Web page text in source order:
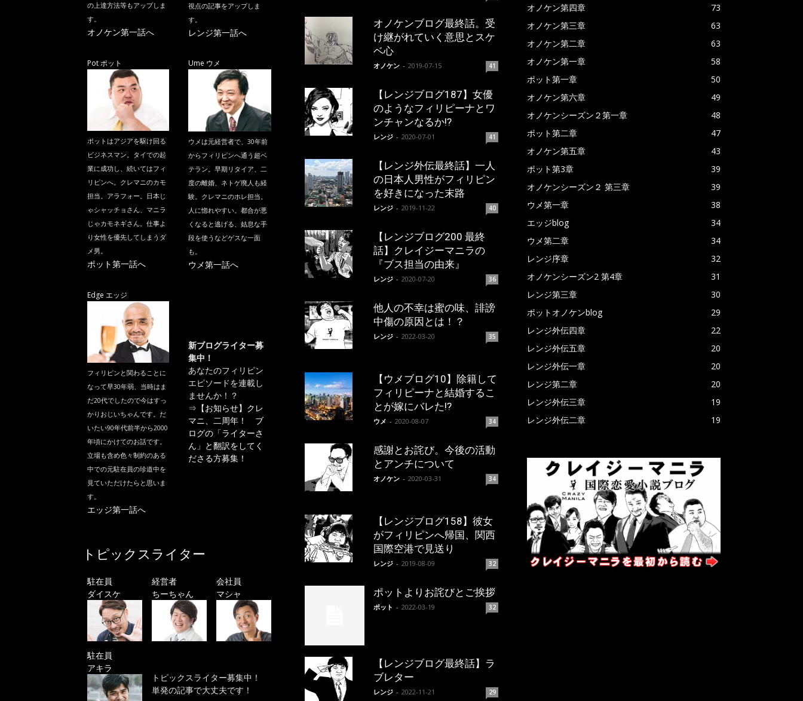
の上達方法等もアップしま
す。
オノケン第一話へ
視点の記事をアップしま
す。
レンジ第一話へ
Pot ポット
ポットはアジアを駆け回る
ビジネスマン。タイでの起
業に成功し、続いてはフィ
リピンへ。クレマニのカモ
担当。アラフォー。日本じ
ゃシャッチョさん、マニラ
じゃカモネギさん。仕事よ
り女性を優先してしまうダ
メ男。
ポット第一話へ
Ume ウメ
ウメは元経営者で、30年前
からフィリピンへ通う超ベ
テラン。早期リタイア、二
度の離婚、ネトゲ廃人も経
験。クレマニのホレ担当。
人に惚れやすい。都合が悪
くなると逃げる、姑息な手
段を使うなどゲスな一面
も。
ウメ第一話へ
Edge エッジ
フィリピンと関わることに
なって早30年弱、当時はま
だ20代でしたので今はすっ
かりおじいちゃんです。だ
いたい90年代前半から2000
年頃にかけてのお話です。
立場も含め色々制約のある
中での元駐在員の珍道中を
見ていただけたらと思いま
す。
エッジ第一話へ
新ブログライター募
集中！
あなたのフィリピン
エピソードを連載し
ませんか！？
⇒ 【お知らせ】クレ
マニ、二周年！ ブ
ログの「ライターさ
ん」と翻訳をしてく
ださる方募集！
トピックスライター
駐在員
ダイスケ
経営者
ちーちゃん
会社員
マシャ
駐在員
アキラ
トピックスライター募集中！
単発の記事で大丈夫です！
オノケンブログ最終話。受
け継がれていく意思とスケ
ベ心
オノケン - 2019-07-15 41
【レンジブログ187】女優
のようなフィリピーナとワ
ンチャンなるか!?
レンジ - 2020-07-01 41
【レンジ外伝最終話】一人
の日本人男性がフィリピン
を好きになった末路
レンジ - 2019-11-22 40
【レンジブログ200 最終
話】クレイジーマニラの
『ブス担当の由来』
レンジ - 2020-07-20 36
他人の不幸は蜜の味、誹謗
中傷の原因とは！？
レンジ - 2022-03-20 35
【ウメブログ10】除籍して
フィリピーナと結婚するこ
とが嫁にバレた!?
ウメ - 2020-08-07 34
感謝とお詫び。今後の活動
とアンチについて
オノケン - 2020-03-31 34
【レンジブログ158】彼女
がフィリピンへ帰国、関西
国際空港で見送り
レンジ - 2019-08-09 32
ポットよりお詫びとご挨拶
ポット - 2022-03-19 32
【レンジブログ最終話】ラ
ブレター
レンジ - 2022-11-21 29
オノケン第四章
73
オノケン第三章
63
オノケン第二章
63
オノケン第一章
58
ポット第一章
50
オノケン第六章
49
オノケンシーズン２第一章
48
ポット第二章
47
オノケン第五章
43
ポット第3章
39
オノケンシーズン２ 第三章
39
ウメ第一章
38
エッジblog
34
ウメ第二章
34
レンジ序章
32
オノケンシーズン2 第4章
31
レンジ第三章
30
ポットオノケンblog
29
レンジ外伝四章
22
レンジ外伝五章
20
レンジ外伝一章
20
レンジ第二章
20
レンジ外伝三章
19
レンジ外伝二章
19